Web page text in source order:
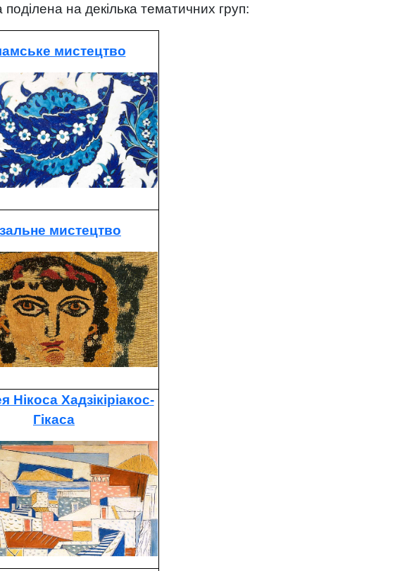
поділена на декілька тематичних груп:
мистецтво
мистецтво
Нікоса Хадзікіріакос-
Гікаса